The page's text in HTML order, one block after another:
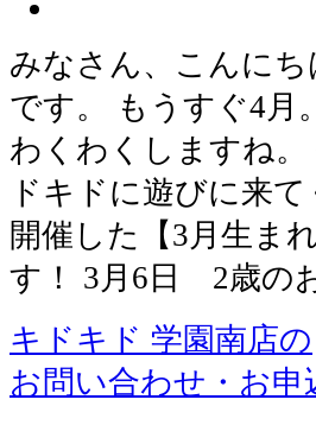
みなさん、こんに
です。 もうすぐ4月
わくわくしますね
ドキドに遊びに来
開催した【3月生ま
す！ 3月6日 2歳の
キドキド 学園南店の
お問い合わせ・お